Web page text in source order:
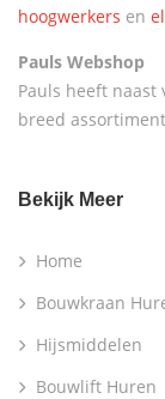
hoogwerkers en
Pauls Webshop
Pauls heeft naast
breed
Bekijk Meer
Home
Bouwkraan
Hijsmiddelen
Bouwlift Huren